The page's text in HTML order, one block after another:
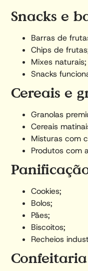
Snacks e
Barras de
Chips de
Mixes naturais;
Snacks
Cereais e
Granolas
Cereais
Misturas com
Produtos com
Cookies;
Bolos;
Pães;
Biscoitos;
Recheios